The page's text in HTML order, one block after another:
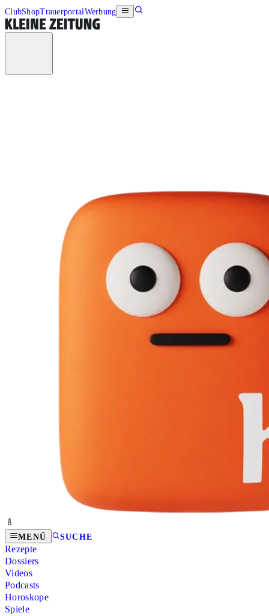
ClubShopTrauerportalWerbung
MENÜ SUCHE
Rezepte
Dossiers
Videos
Podcasts
Horoskope
Spiele